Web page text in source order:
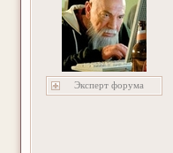
Эксперт форума